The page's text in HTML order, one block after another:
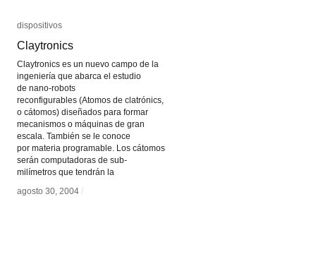
dispositivos
Claytronics
Claytronics es un nuevo campo de la
ingeniería que abarca el estudio
de nano-robots
reconfigurables (Atomos de clatrónics,
o cátomos) diseñados para formar
mecanismos o máquinas de gran
escala. También se le conoce
por materia programable. Los cátomos
serán computadoras de sub-
milímetros que tendrán la
agosto 30, 2004 /
dispositivos
Claytronics
agosto 30, 2004 /